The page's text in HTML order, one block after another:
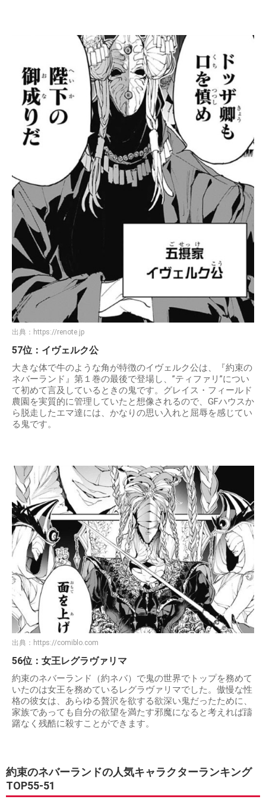
出典： https://renote.jp
57位：イヴェルク公
大きな体で牛のような角が特徴のイヴェルク公は、『約束の
ネバーランド』第１巻の最後で登場し、”ティファリ”につい
て初めて言及しているときの鬼です。グレイス・フィールド
農園を実質的に管理していたと想像されるので、GFハウスか
ら脱走したエマ達には、かなりの思い入れと屈辱を感じてい
る鬼です。
出典： https://comiblo.com
56位：女王レグラヴァリマ
約束のネバーランド（約ネバ）で鬼の世界でトップを務めて
いたのは女王を務めているレグラヴァリマでした。傲慢な性
格の彼女は、あらゆる贅沢を欲する欲深い鬼だったために、
家族であっても自分の欲望を満たす邪魔になると考えれば躊
躇なく残酷に殺すことができます。
約束のネバーランドの人気キャラクターランキング
TOP55-51